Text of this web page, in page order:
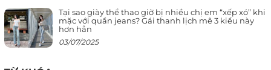
Tại sao giày thể thao giờ bị nhiều chị em “xếp xó” khi
mặc với quần jeans? Gái thanh lịch mê 3 kiểu này
hơn hẳn
03/07/2025